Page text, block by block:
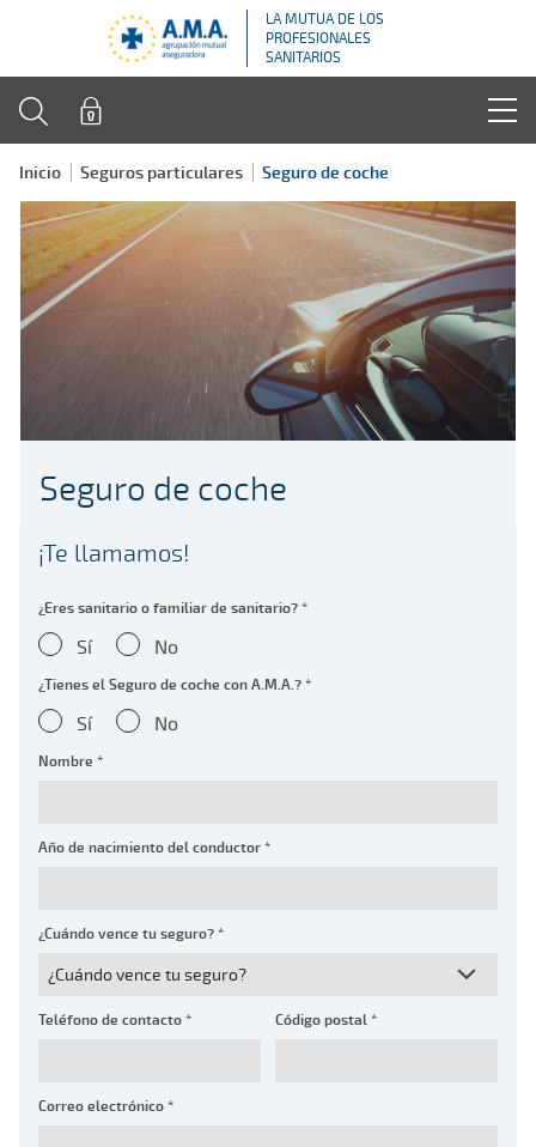
LA MUTUA DE LOS
PROFESIONALES
SANITARIOS
Inicio Seguros particulares Seguro de coche
Seguro de coche
¡Te llamamos!
¿Eres sanitario o familiar de sanitario? *
Sí No
¿Tienes el Seguro de coche con A.M.A.? *
Sí No
Nombre *
Año de nacimiento del conductor *
¿Cuándo vence tu seguro? *
Teléfono de contacto * Código postal *
Correo electrónico *